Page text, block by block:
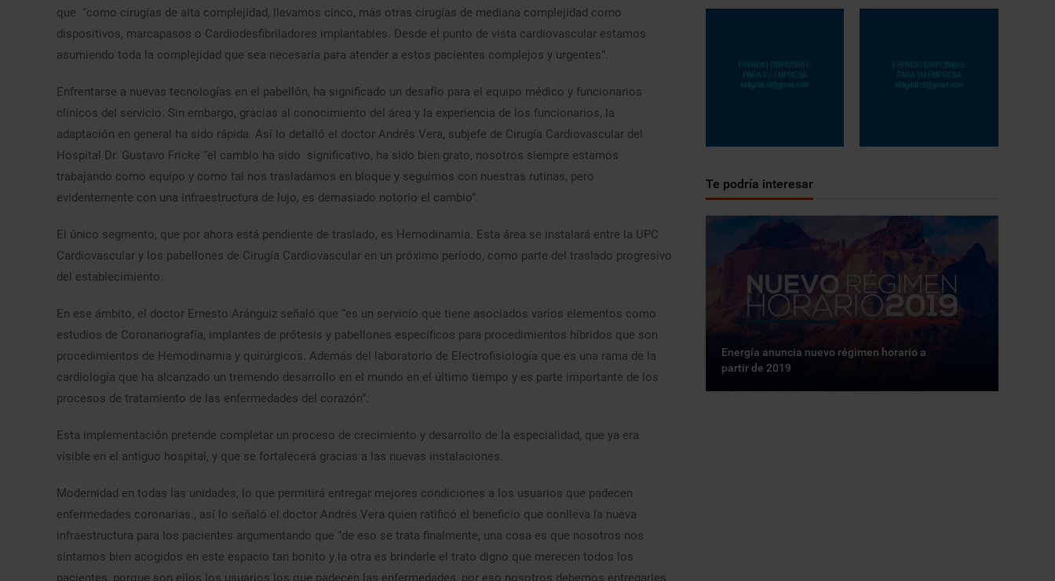
que “como cirugías de alta complejidad, llevamos cinco, más otras cirugías de mediana complejidad como
dispositivos, marcapasos o Cardiodesfibriladores implantables. Desde el punto de vista cardiovascular estamos
asumiendo toda la complejidad que sea necesaria para atender a estos pacientes complejos y urgentes”.
Enfrentarse a nuevas tecnologías en el pabellón, ha significado un desafío para el equipo médico y funcionarios
clínicos del servicio. Sin embargo, gracias al conocimiento del área y la experiencia de los funcionarios, la
adaptación en general ha sido rápida. Así lo detalló el doctor Andrés Vera, subjefe de Cirugía Cardiovascular del
Hospital Dr. Gustavo Fricke “el cambio ha sido significativo, ha sido bien grato, nosotros siempre estamos
trabajando como equipo y como tal nos trasladamos en bloque y seguimos con nuestras rutinas, pero
evidentemente con una infraestructura de lujo, es demasiado notorio el cambio”.
El único segmento, que por ahora está pendiente de traslado, es Hemodinamia. Esta área se instalará entre la UPC
Cardiovascular y los pabellones de Cirugía Cardiovascular en un próximo período, como parte del traslado progresivo
del establecimiento.
En ese ámbito, el doctor Ernesto Aránguiz señaló que “es un servicio que tiene asociados varios elementos como
estudios de Coronariografía, implantes de prótesis y pabellones específicos para procedimientos híbridos que son
procedimientos de Hemodinamia y quirúrgicos. Además del laboratorio de Electrofisiología que es una rama de la
cardiología que ha alcanzado un tremendo desarrollo en el mundo en el último tiempo y es parte importante de los
procesos de tratamiento de las enfermedades del corazón”.
Esta implementación pretende completar un proceso de crecimiento y desarrollo de la especialidad, que ya era
visible en el antiguo hospital, y que se fortalecerá gracias a las nuevas instalaciones.
Modernidad en todas las unidades, lo que permitirá entregar mejores condiciones a los usuarios que padecen
enfermedades coronarias., así lo señaló el doctor Andrés Vera quien ratificó el beneficio que conlleva la nueva
infraestructura para los pacientes argumentando que “de eso se trata finalmente, una cosa es que nosotros nos
sintamos bien acogidos en este espacio tan bonito y la otra es brindarle el trato digno que merecen todos los
pacientes, porque son ellos los usuarios los que padecen las enfermedades, por eso nosotros debemos entregarles
Te podría interesar
Energía anuncia nuevo régimen horario a
partir de 2019